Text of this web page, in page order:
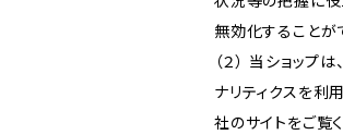
無効化することが
（２） 当ショッ
ナリティクスを利
社のサイトをご覧